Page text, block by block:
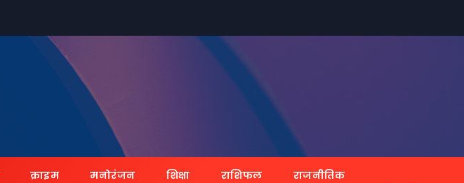
क्राइम मनोरंजन शिक्षा राशिफल राजनीतिक